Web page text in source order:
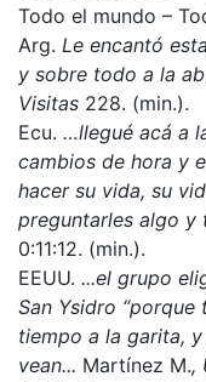
Todo el mundo –
Arg. Le encantó
y sobre todo a la
Visitas 228. (min.).
Ecu. …llegué acá a
cambios de hora y
hacer su vida, su
preguntarles algo y
0:11:12. (min.).
EEUU. ...el grupo
San Ysidro
tiempo a la garita,
vean... Martínez M.,